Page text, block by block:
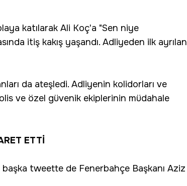
katılarak Ali Koç'a "Sen niye
itiş kakış yaşandı. Adliyeden ilk ayrılan
da ateşledi. Adliyenin kolidorları ve
ve özel güvenik ekiplerinin müdahale
ETTİ
tweette de Fenerbahçe Başkanı Aziz